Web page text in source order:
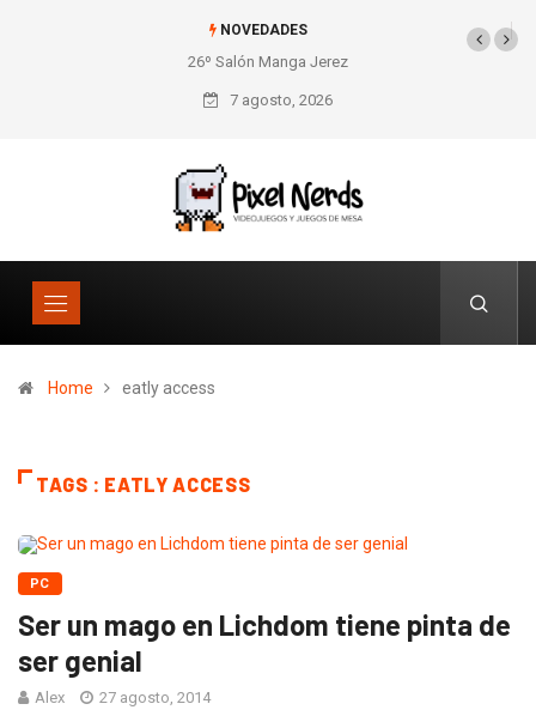
NOVEDADES
26º Salón Manga Jerez
7 agosto, 2026
Home eatly access
TAGS : EATLY ACCESS
PC
Ser un mago en Lichdom tiene pinta de
ser genial
Alex 27 agosto, 2014